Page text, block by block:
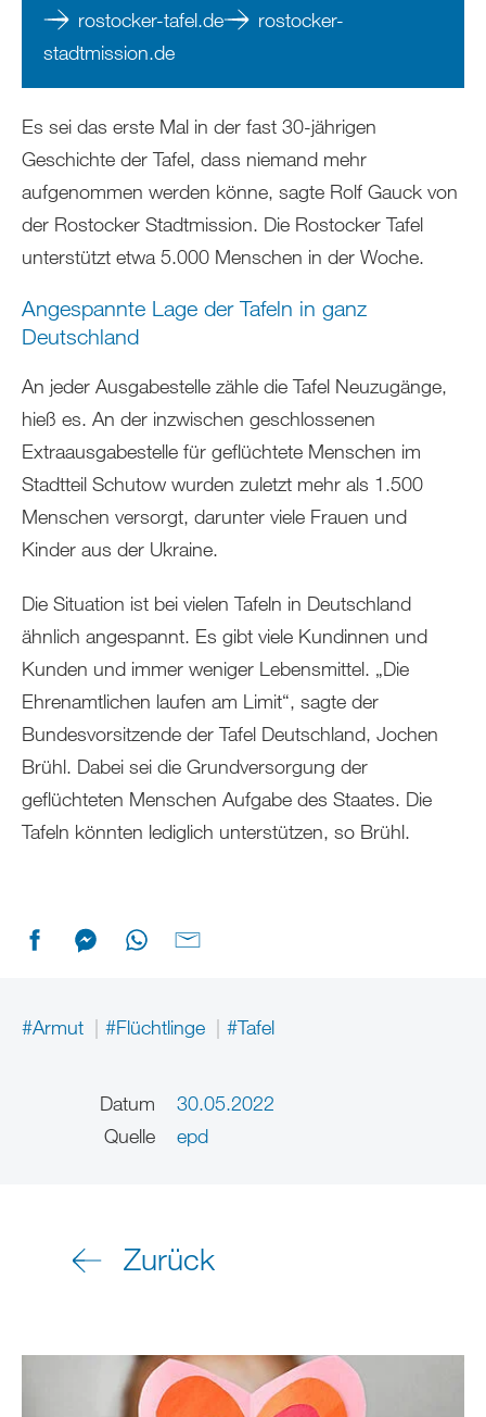
rostocker-tafel.de
rostocker-
stadtmission.de
Es sei das erste Mal in der fast 30-jährigen
Geschichte der Tafel, dass niemand mehr
aufgenommen werden könne, sagte Rolf Gauck von
der Rostocker Stadtmission. Die Rostocker Tafel
unterstützt etwa 5.000 Menschen in der Woche.
Angespannte Lage der Tafeln in ganz
Deutschland
An jeder Ausgabestelle zähle die Tafel Neuzugänge,
hieß es. An der inzwischen geschlossenen
Extraausgabestelle für geflüchtete Menschen im
Stadtteil Schutow wurden zuletzt mehr als 1.500
Menschen versorgt, darunter viele Frauen und
Kinder aus der Ukraine.
Die Situation ist bei vielen Tafeln in Deutschland
ähnlich angespannt. Es gibt viele Kundinnen und
Kunden und immer weniger Lebensmittel. „Die
Ehrenamtlichen laufen am Limit“, sagte der
Bundesvorsitzende der Tafel Deutschland, Jochen
Brühl. Dabei sei die Grundversorgung der
geflüchteten Menschen Aufgabe des Staates. Die
Tafeln könnten lediglich unterstützen, so Brühl.
#Armut #Flüchtlinge #Tafel
Datum
30.05.2022
Quelle
epd
Zurück